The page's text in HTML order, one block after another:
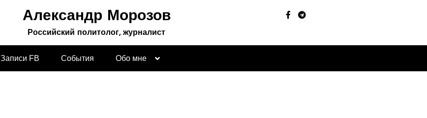
Александр Морозов
Российский политолог, журналист
Записи FB События Обо мне